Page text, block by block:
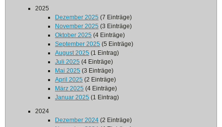
2025
Dezember 2025 (7 Einträge)
November 2025 (3 Einträge)
Oktober 2025 (4 Einträge)
September 2025 (5 Einträge)
August 2025 (1 Eintrag)
Juli 2025 (4 Einträge)
Mai 2025 (3 Einträge)
April 2025 (2 Einträge)
März 2025 (4 Einträge)
Januar 2025 (1 Eintrag)
2024
Dezember 2024 (2 Einträge)